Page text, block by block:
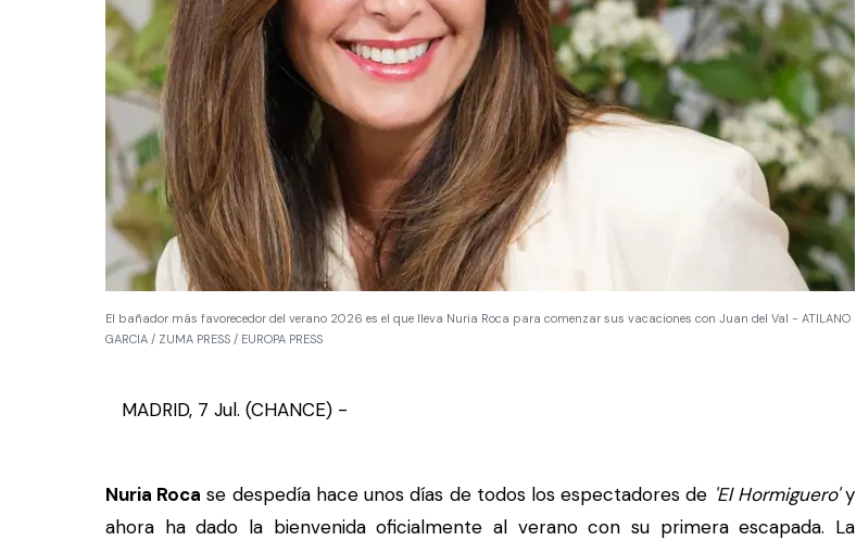
El bañador más favorecedor del verano 2026 es el que lleva Nuria Roca para comenzar sus vacaciones con Juan del Val - ATILANO
GARCIA / ZUMA PRESS / EUROPA PRESS
MADRID, 7 Jul. (CHANCE) -
Nuria Roca se despedía hace unos días de todos los espectadores de 'El Hormiguero'y
ahora ha dado la bienvenida oficialmente al verano con su primera escapada. La